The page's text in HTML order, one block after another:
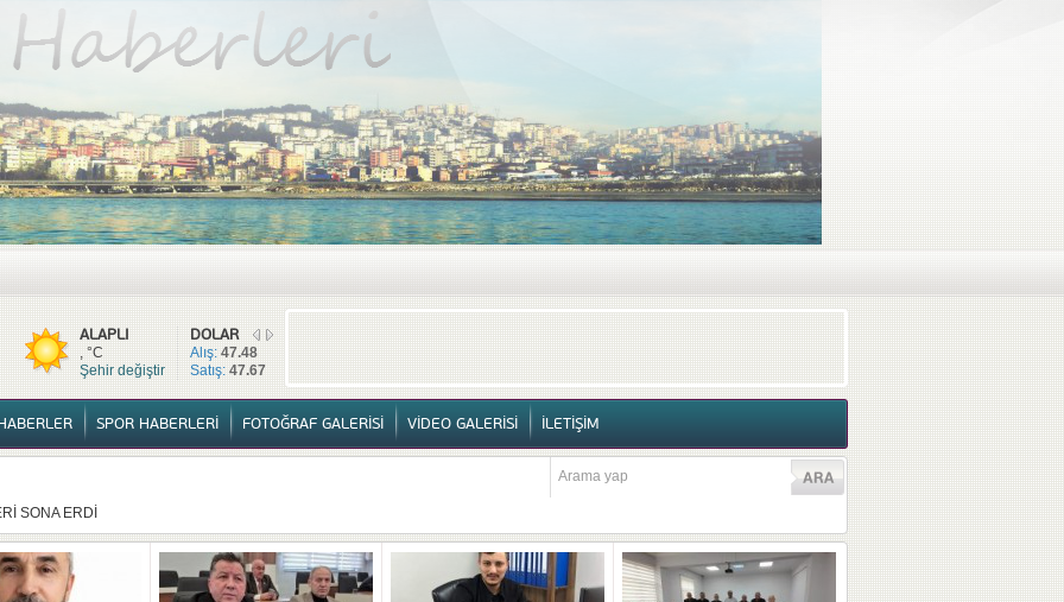
TÜM HABERLER YURTTAN HABERLER SPOR HABERLERİ FOTOĞRAF GALERİSİ VİDEO GALERİSİ İLETİŞİM
DOLAR
Alış:47.48
Satış:47.67
ALAPLI
, °C
Şehir değiştir
SPOR HABERLERİ FOTOĞRAF GALERİSİ VİDEO GALERİSİ İLETİŞİM
SONA ERDİ
KALDIRILDI